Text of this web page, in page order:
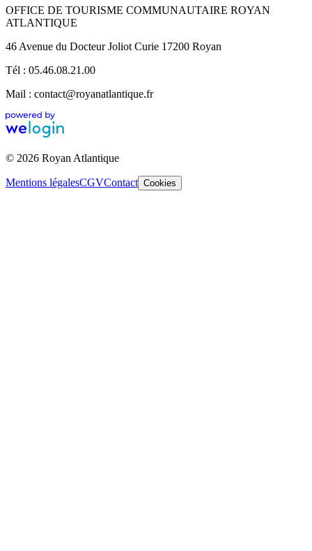
OFFICE DE TOURISME COMMUNAUTAIRE ROYAN
ATLANTIQUE
46 Avenue du Docteur Joliot Curie 17200 Royan
Tél : 05.46.08.21.00
Mail : contact@royanatlantique.fr
© 2026 Royan Atlantique
Mentions légalesCGVContact Cookies